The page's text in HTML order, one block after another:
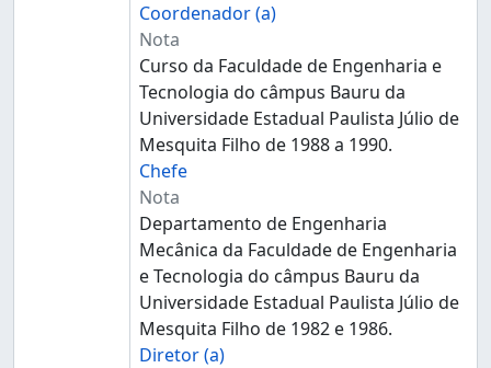
Coordenador (a)
Nota
Curso da Faculdade de Engenharia e
Tecnologia do câmpus Bauru da
Universidade Estadual Paulista Júlio de
Mesquita Filho de 1988 a 1990.
Chefe
Nota
Departamento de Engenharia
Mecânica da Faculdade de Engenharia
e Tecnologia do câmpus Bauru da
Universidade Estadual Paulista Júlio de
Mesquita Filho de 1982 e 1986.
Diretor (a)